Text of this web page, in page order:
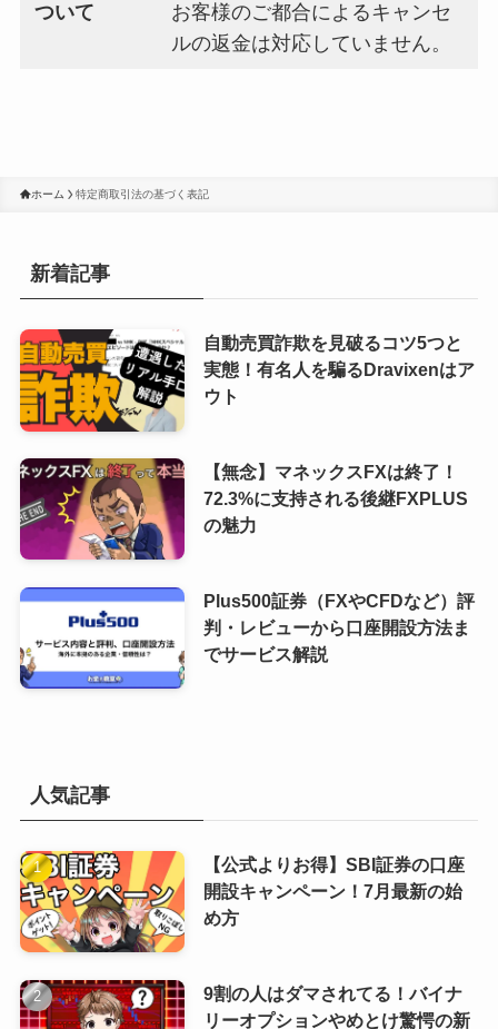
ついて
お客様のご都合によるキャンセ
ルの返金は対応していません。
ホーム 特定商取引法の基づく表記
新着記事
自動売買詐欺を見破るコツ5つと
実態！有名人を騙るDravixenはア
ウト
【無念】マネックスFXは終了！
72.3%に支持される後継FXPLUS
の魅力
Plus500証券（FXやCFDなど）評
判・レビューから口座開設方法ま
でサービス解説
人気記事
【公式よりお得】SBI証券の口座
開設キャンペーン！7月最新の始
め方
9割の人はダマされてる！バイナ
リーオプションやめとけ驚愕の新